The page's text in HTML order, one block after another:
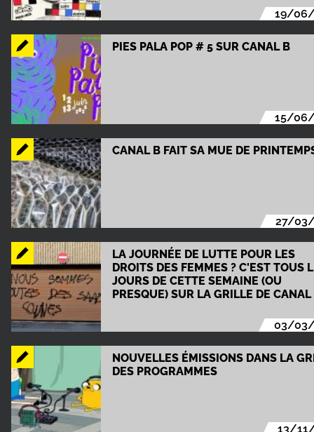
19/
PIES PALA POP # 5 SUR CANAL B
15/
CANAL B FAIT SA MUE DE
27/
LA JOURNÉE DE LUTTE POUR LES
DROITS DES FEMMES ? C'EST TOUS
JOURS DE CETTE SEMAINE (OU
PRESQUE) SUR LA GRILLE DE
03/
NOUVELLES ÉMISSIONS DANS LA
DES PROGRAMMES
13/